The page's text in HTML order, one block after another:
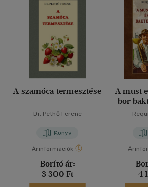
A szamóca termesztése
Dr. Pethő Ferenc
Könyv
Árinformációk
Borító ár:
3 300 Ft
A must
bor
4